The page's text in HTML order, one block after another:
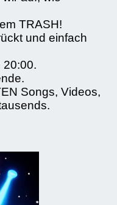
TRASH!
und einfach
20:00.
Songs, Videos,